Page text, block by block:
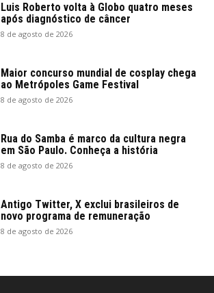
Luis Roberto volta à Globo quatro meses
após diagnóstico de câncer
8 de agosto de 2026
Maior concurso mundial de cosplay chega
ao Metrópoles Game Festival
8 de agosto de 2026
Rua do Samba é marco da cultura negra
em São Paulo. Conheça a história
8 de agosto de 2026
Antigo Twitter, X exclui brasileiros de
novo programa de remuneração
8 de agosto de 2026